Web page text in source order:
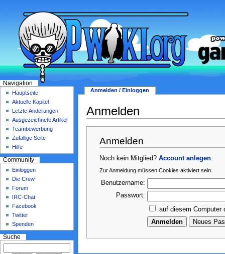
Anmelden
Anmelden
Noch kein Mitglied?Account anlegen
Zur Anmeldung müssen Cookies aktiviert sein.
Benutzername:
Passwort:
auf diesem Computer
Anmelden / Einloggen
Navigation
Hauptseite
Aktuelle Kapitel
Letzte Änderungen
Ausgezeichnete Artikel
Teambewerbung
Zufällige Seite
Hilfe
Community
Einloggen
Die Crew
Forum
IRC-Chat
Facebook
Twitter
Spenden
Suche